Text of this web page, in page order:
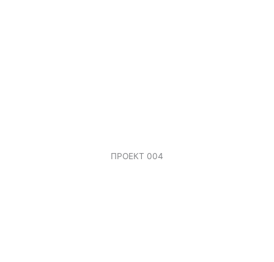
ПРОЕКТ 004